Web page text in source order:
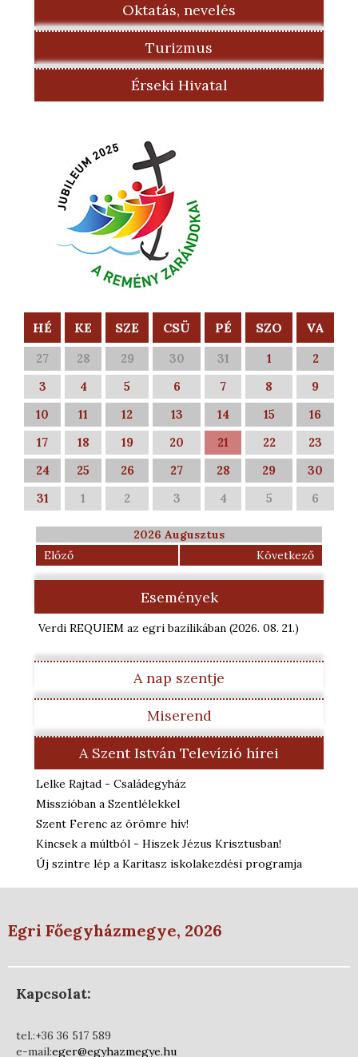
Oktatás, nevelés
Turizmus
Érseki Hivatal
HÉ KE SZE CSÜ PÉ SZO VA
27 28 29 30 31 1
2
3
4 5 6 7 8
9
10
11 12 13 14 15
16
17
18 19 20 21 22
23
24
25 26 27 28 29
30
31
1 2 3 4 5 6
2026 Augusztus
Előző
Következő
Események
Verdi REQUIEM az egri bazilikában (2026. 08. 21.)
A nap szentje
Miserend
A Szent István Televízió hírei
Lelke Rajtad - Családegyház
Misszióban a Szentlélekkel
Szent Ferenc az örömre hív!
Kincsek a múltból - Hiszek Jézus Krisztusban!
Új szintre lép a Karitasz iskolakezdési programja
Egri Főegyházmegye, 2026
Kapcsolat:
tel.:+36 36 517 589
e-mail:eger@egyhazmegye.hu